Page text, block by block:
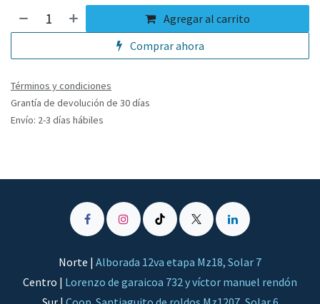
Agregar al carrito
Comprar ahora
Términos y condiciones
Grantía de devolución de 30 días
Envío: 2-3 días hábiles
Norte | Alborada 12va etapa Mz18, Solar 7
Centro | Lorenzo de garaicoa 732 y víctor manuel rendón